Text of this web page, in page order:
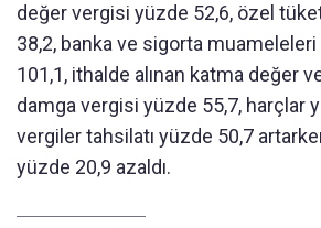
değer vergisi yüzde 52,6, özel
38,2, banka ve sigorta
101,1, ithalde alınan katma değer
damga vergisi yüzde 55,7, harçlar
vergiler tahsilatı yüzde 50,7
yüzde 20,9 azaldı.